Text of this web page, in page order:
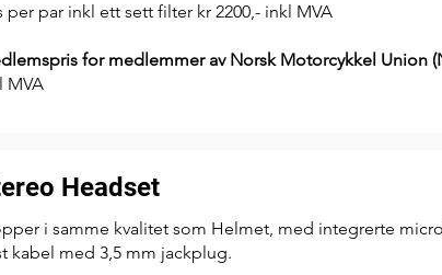
per par inkl ett sett filter kr 2200,- inkl MVA
for medlemmer av Norsk Motorcykkel Union
MVA
Headset
i samme kvalitet som Helmet, med integrerte
kabel med 3,5 mm jackplug.